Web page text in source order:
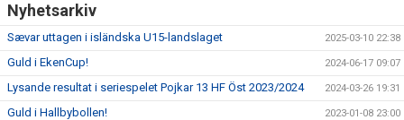
Nyhetsarkiv
Sævar uttagen i isländska U15-landslaget 2025-03-10 22:38
Guld i EkenCup! 2024-06-17 09:07
Lysande resultat i seriespelet Pojkar 13 HF Öst 2023/2024 2024-03-26 19:31
Guld i Hallbybollen! 2023-01-08 23:00